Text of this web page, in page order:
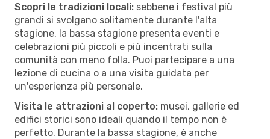
Scopri le tradizioni locali: sebbene i festival più
grandi si svolgano solitamente durante l'alta
stagione, la bassa stagione presenta eventi e
celebrazioni più piccoli e più incentrati sulla
comunità con meno folla. Puoi partecipare a una
lezione di cucina o a una visita guidata per
un'esperienza più personale.
Visita le attrazioni al coperto: musei, gallerie ed
edifici storici sono ideali quando il tempo non è
perfetto. Durante la bassa stagione, è anche